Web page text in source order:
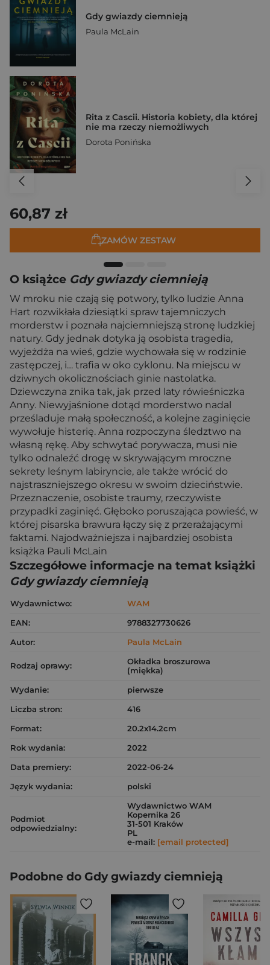
Gdy gwiazdy ciemnieją
Paula McLain
Rita z Cascii. Historia kobiety, dla której
nie ma rzeczy niemożliwych
Dorota Ponińska
60,87 zł
ZAMÓW ZESTAW
O książce Gdy gwiazdy ciemnieją
W mroku nie czają się potwory, tylko ludzie Anna
Hart rozwikłała dziesiątki spraw tajemniczych
morderstw i poznała najciemniejszą stronę ludzkiej
natury. Gdy jednak dotyka ją osobista tragedia,
wyjeżdża na wieś, gdzie wychowała się w rodzinie
zastępczej, i… trafia w oko cyklonu. Na miejscu w
dziwnych okolicznościach ginie nastolatka.
Dziewczyna znika tak, jak przed laty rówieśniczka
Anny. Niewyjaśnione dotąd morderstwo nadal
prześladuje małą społeczność, a kolejne zaginięcie
wywołuje histerię. Anna rozpoczyna śledztwo na
własną rękę. Aby schwytać porywacza, musi nie
tylko odnaleźć drogę w skrywającym mroczne
sekrety leśnym labiryncie, ale także wrócić do
najstraszniejszego okresu w swoim dzieciństwie.
Przeznaczenie, osobiste traumy, rzeczywiste
przypadki zaginięć. Głęboko poruszająca powieść, w
której pisarska brawura łączy się z przerażającymi
faktami. Najodważniejsza i najbardziej osobista
książka Pauli McLain
Szczegółowe informacje na temat książki
Gdy gwiazdy ciemnieją
Wydawnictwo:
WAM
EAN:
9788327730626
Autor:
Paula McLain
Rodzaj oprawy:
Okładka broszurowa
(miękka)
Wydanie:
pierwsze
Liczba stron:
416
Format:
20.2x14.2cm
Rok wydania:
2022
Data premiery:
2022-06-24
Język wydania:
polski
Podmiot
odpowiedzialny:
Wydawnictwo WAM
Kopernika 26
31-501 Kraków
PL
e-mail: [email protected]
Podobne do Gdy gwiazdy ciemnieją